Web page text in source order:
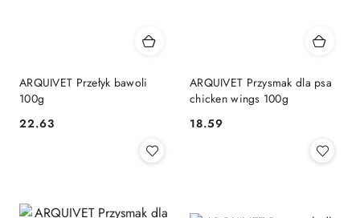
ARQUIVET Przełyk bawoli
100g
Cena:
22.63
ARQUIVET Przysmak dla psa
chicken wings 100g
Cena:
18.59